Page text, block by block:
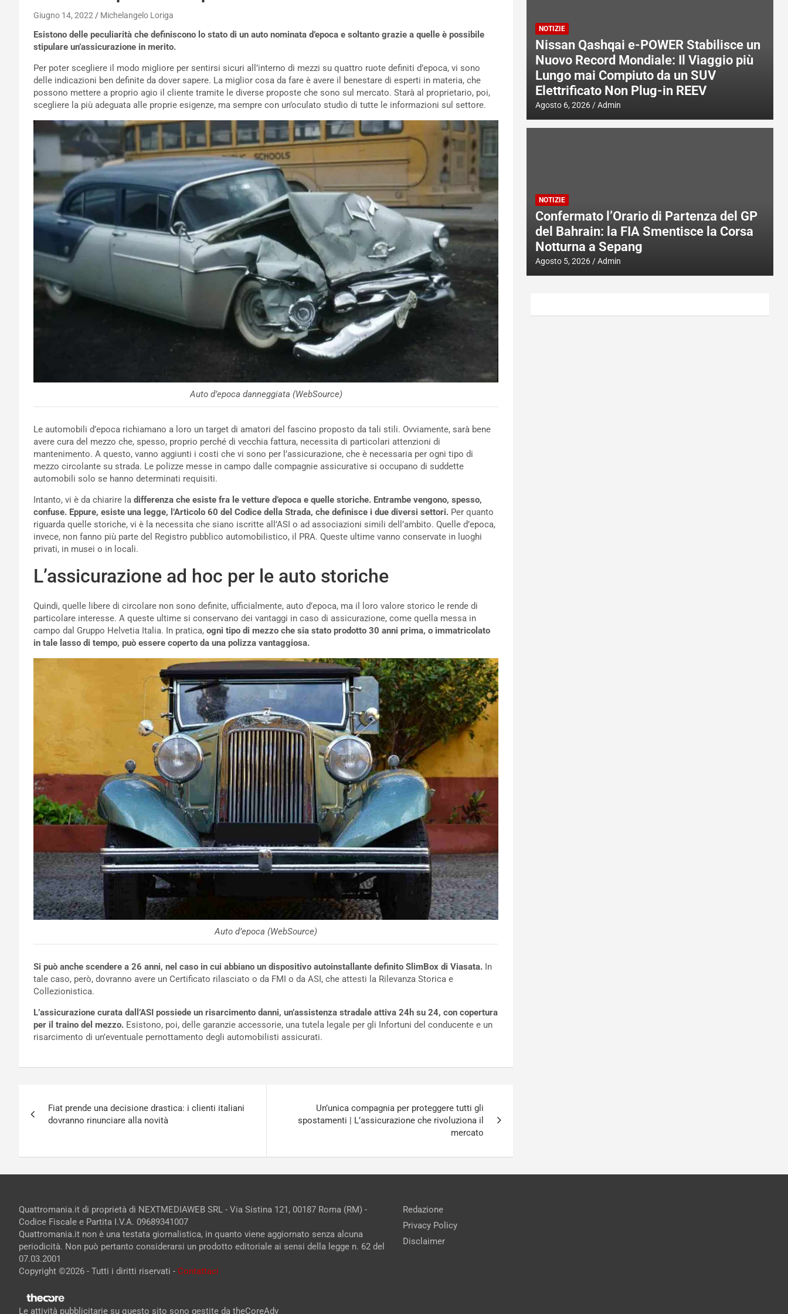
Giugno 14, 2022 Michelangelo Loriga
Esistono delle peculiarità che definiscono lo stato di un auto nominata d’epoca e soltanto grazie a quelle è possibile
stipulare un’assicurazione in merito.
Per poter scegliere il modo migliore per sentirsi sicuri all’interno di mezzi su quattro ruote definiti d’epoca, vi sono
delle indicazioni ben definite da dover sapere. La miglior cosa da fare è avere il benestare di esperti in materia, che
possono mettere a proprio agio il cliente tramite le diverse proposte che sono sul mercato. Starà al proprietario, poi,
scegliere la più adeguata alle proprie esigenze, ma sempre con un’oculato studio di tutte le informazioni sul settore.
Auto d’epoca danneggiata (WebSource)
Le automobili d’epoca richiamano a loro un target di amatori del fascino proposto da tali stili. Ovviamente, sarà bene
avere cura del mezzo che, spesso, proprio perché di vecchia fattura, necessita di particolari attenzioni di
mantenimento. A questo, vanno aggiunti i costi che vi sono per l’assicurazione, che è necessaria per ogni tipo di
mezzo circolante su strada. Le polizze messe in campo dalle compagnie assicurative si occupano di suddette
automobili solo se hanno determinati requisiti.
Intanto, vi è da chiarire la differenza che esiste fra le vetture d’epoca e quelle storiche. Entrambe vengono, spesso,
confuse. Eppure, esiste una legge, l’Articolo 60 del Codice della Strada, che definisce i due diversi settori. Per quanto
riguarda quelle storiche, vi è la necessita che siano iscritte all’ASI o ad associazioni simili dell’ambito. Quelle d’epoca,
invece, non fanno più parte del Registro pubblico automobilistico, il PRA. Queste ultime vanno conservate in luoghi
privati, in musei o in locali.
L’assicurazione ad hoc per le auto storiche
Quindi, quelle libere di circolare non sono definite, ufficialmente, auto d’epoca, ma il loro valore storico le rende di
particolare interesse. A queste ultime si conservano dei vantaggi in caso di assicurazione, come quella messa in
campo dal Gruppo Helvetia Italia. In pratica, ogni tipo di mezzo che sia stato prodotto 30 anni prima, o immatricolato
in tale lasso di tempo, può essere coperto da una polizza vantaggiosa.
Auto d’epoca (WebSource)
Si può anche scendere a 26 anni, nel caso in cui abbiano un dispositivo autoinstallante definito SlimBox di Viasata. In
tale caso, però, dovranno avere un Certificato rilasciato o da FMI o da ASI, che attesti la Rilevanza Storica e
Collezionistica.
L’assicurazione curata dall’ASI possiede un risarcimento danni, un’assistenza stradale attiva 24h su 24, con copertura
per il traino del mezzo. Esistono, poi, delle garanzie accessorie, una tutela legale per gli Infortuni del conducente e un
risarcimento di un’eventuale pernottamento degli automobilisti assicurati.
articoli
Fiat prende una decisione drastica: i clienti italiani
dovranno rinunciare alla novità
Un’unica compagnia per proteggere tutti gli
spostamenti | L’assicurazione che rivoluziona il
mercato
NOTIZIE
Nissan Qashqai e-POWER Stabilisce un
Nuovo Record Mondiale: Il Viaggio più
Lungo mai Compiuto da un SUV
Elettrificato Non Plug-in REEV
Agosto 6, 2026 Admin
NOTIZIE
Confermato l’Orario di Partenza del GP
del Bahrain: la FIA Smentisce la Corsa
Notturna a Sepang
Agosto 5, 2026 Admin
Quattromania.it di proprietà di NEXTMEDIAWEB SRL - Via Sistina 121, 00187 Roma (RM) -
Codice Fiscale e Partita I.V.A. 09689341007
Quattromania.it non è una testata giornalistica, in quanto viene aggiornato senza alcuna
periodicità. Non può pertanto considerarsi un prodotto editoriale ai sensi della legge n. 62 del
07.03.2001
Copyright ©2026 - Tutti i diritti riservati - Contattaci
Le attività pubblicitarie su questo sito sono gestite da theCoreAdv
Redazione
Privacy Policy
Disclaimer